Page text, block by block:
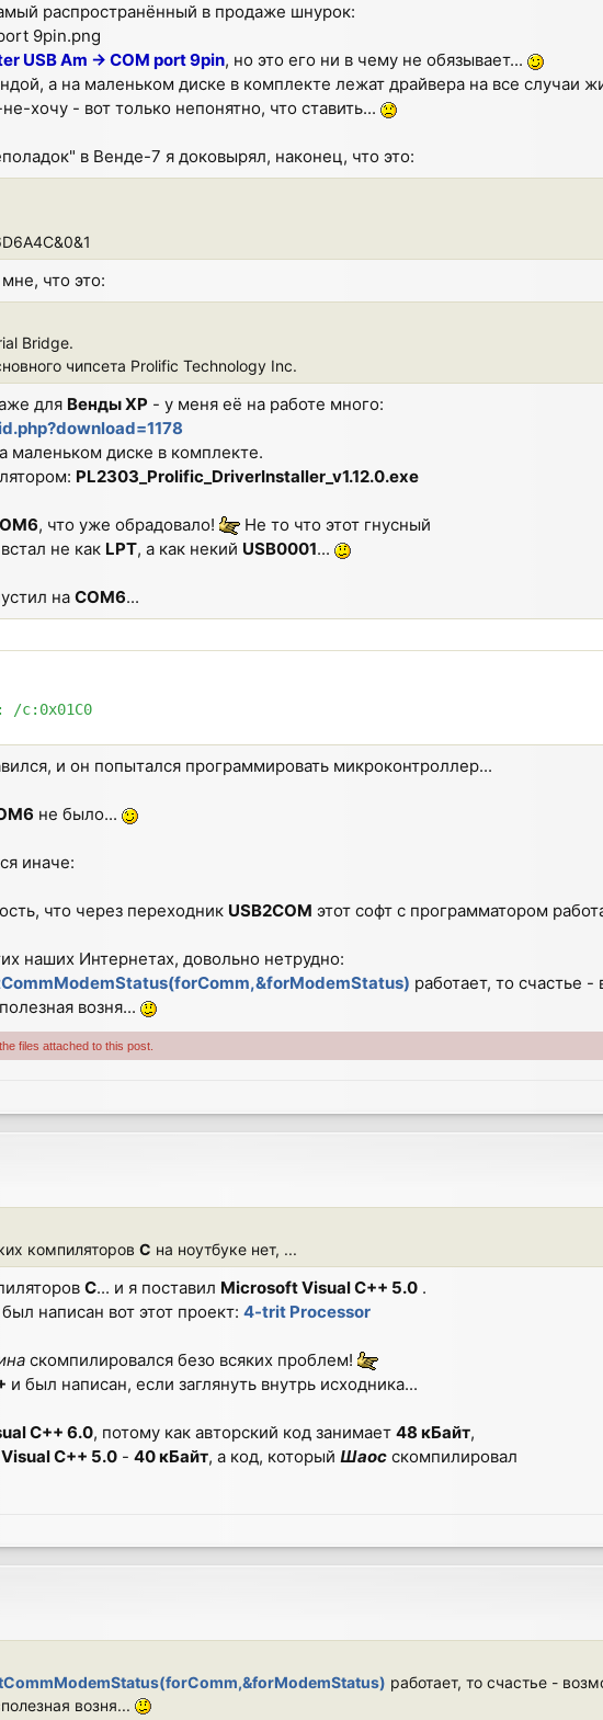
распространённый в продаже шнурок:
9pin.png
USB Am -> COM port 9pin, но это его ни в чему не обязывает...
а на маленьком диске в комплекте лежат драйвера на все случаи
хочу - вот только непонятно, что ставить...
в Венде-7 я доковырял, наконец, что это:
что это:
Bridge.
чипсета Prolific Technology Inc.
для Венды ХР - у меня её на работе много:
маленьком диске в комплекте.
PL2303_Prolific_DriverInstaller_v1.12.0.exe
, что уже обрадовало!
Не то что этот гнусный
не как LPT, а как некий USB0001...
на СОМ6...
/c:0x01C0
и он попытался программировать микроконтроллер...
не было...
иначе:
что через переходник USB2COM этот софт с программатором
наших Интернетах, довольно нетрудно:
работает, то счастье
возня...
files attached to this post.
компиляторов C на ноутбуке нет, ...
C... и я поставил Microsoft Visual C++ 5.0 .
написан вот этот проект: 4-trit Processor
скомпилировался безо всяких проблем!
и был написан, если заглянуть внутрь исходника...
C++ 6.0, потому как авторский код занимает 48 кБайт,
C++ 5.0 - 40 кБайт, а код, который Шаос скомпилировал
работает, то счастье -
возня...